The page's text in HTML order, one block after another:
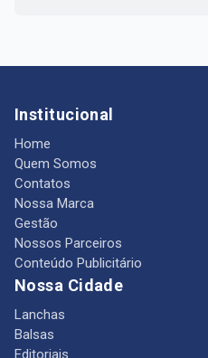
Institucional
Home
Quem Somos
Contatos
Nossa Marca
Gestão
Nossos Parceiros
Conteúdo Publicitário
Nossa Cidade
Lanchas
Balsas
Editoriais